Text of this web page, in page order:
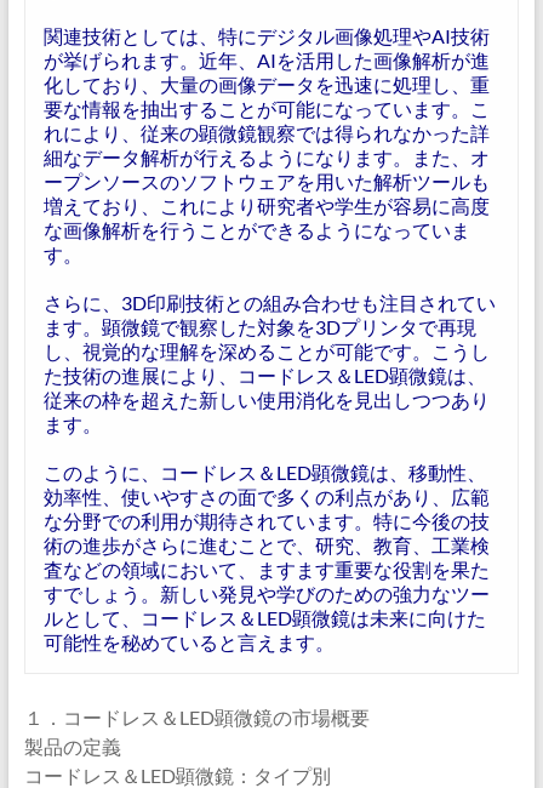
関連技術としては、特にデジタル画像処理やAI技術
が挙げられます。近年、AIを活用した画像解析が進
化しており、大量の画像データを迅速に処理し、重
要な情報を抽出することが可能になっています。こ
れにより、従来の顕微鏡観察では得られなかった詳
細なデータ解析が行えるようになります。また、オ
ープンソースのソフトウェアを用いた解析ツールも
増えており、これにより研究者や学生が容易に高度
な画像解析を行うことができるようになっていま
す。
さらに、3D印刷技術との組み合わせも注目されてい
ます。顕微鏡で観察した対象を3Dプリンタで再現
し、視覚的な理解を深めることが可能です。こうし
た技術の進展により、コードレス＆LED顕微鏡は、
従来の枠を超えた新しい使用消化を見出しつつあり
ます。
このように、コードレス＆LED顕微鏡は、移動性、
効率性、使いやすさの面で多くの利点があり、広範
な分野での利用が期待されています。特に今後の技
術の進歩がさらに進むことで、研究、教育、工業検
査などの領域において、ますます重要な役割を果た
すでしょう。新しい発見や学びのための強力なツー
ルとして、コードレス＆LED顕微鏡は未来に向けた
可能性を秘めていると言えます。
１．コードレス＆LED顕微鏡の市場概要
製品の定義
コードレス＆LED顕微鏡：タイプ別